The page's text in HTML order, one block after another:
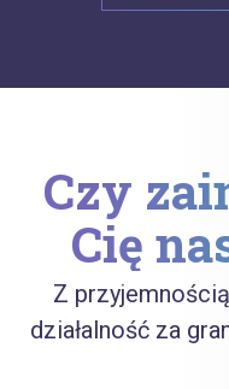
Czy
Cię
Z
działalność za